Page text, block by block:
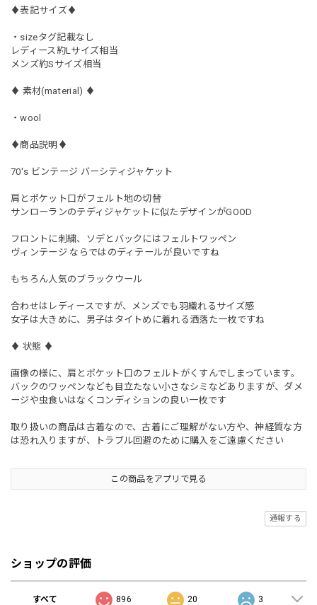
♦︎表記サイズ♦︎
・sizeタグ記載なし
レディース約Lサイズ相当
メンズ約Sサイズ相当
♦︎ 素材(material) ♦︎
・wool
♦︎商品説明♦︎
70's ビンテージ バーシティジャケット
肩とポケット口がフェルト地の切替
サンローランのテディジャケットに似たデザインがGOOD
フロントに刺繍、ソデとバックにはフェルトワッペン
ヴィンテージ ならではのディテールが良いですね
もちろん人気のブラックウール
合わせはレディースですが、メンズでも羽織れるサイズ感
女子は大きめに、男子はタイトめに着れる洒落た一枚ですね
♦︎ 状態 ♦︎
画像の様に、肩とポケット口のフェルトがくすんでしまっています。
バックのワッペンなども目立たない小さなシミなどありますが、ダメ
ージや虫食いはなくコンディションの良い一枚です
取り扱いの商品は古着なので、古着にご理解がない方や、神経質な方
は恐れ入りますが、トラブル回避のために購入をご遠慮ください
この商品をアプリで見る
通報する
ショップの評価
すべて 896 20 3